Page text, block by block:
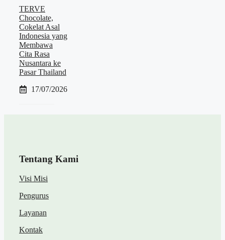
TERVE
Chocolate,
Cokelat Asal
Indonesia yang
Membawa
Cita Rasa
Nusantara ke
Pasar Thailand
17/07/2026
Tentang Kami
Visi Misi
Pengurus
Layanan
Kontak